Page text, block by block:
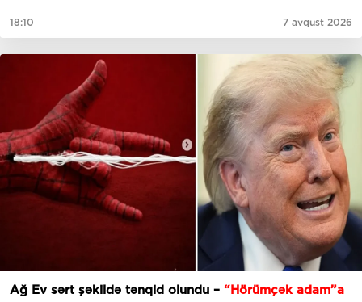
18:10 7 avqust 2026
Ağ Ev sərt şəkildə tənqid olundu – “Hörümçək adam”a